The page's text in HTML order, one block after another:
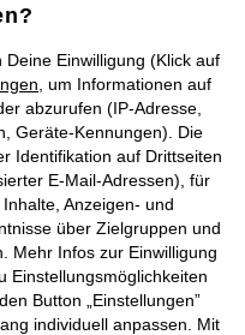
und zzgl.Service- &
Impressum
vorbehalten.
Deine Einwilligung (Klick auf
, um Informationen auf
abzurufen (IP-Adresse,
Geräte-Kennungen). Die
Identifikation auf Drittseiten
E-Mail-Adressen), für
Anzeigen- und
über Zielgruppen und
Mehr Infos zur Einwilligung
Einstellungsmöglichkeiten
Button „Einstellungen”
individuell anpassen. Mit